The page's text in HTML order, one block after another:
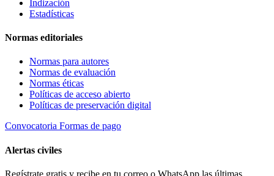
Indización
Estadísticas
Normas editoriales
Normas para autores
Normas de evaluación
Normas éticas
Políticas de acceso abierto
Políticas de preservación digital
Convocatoria Formas de pago
Alertas civiles
Regístrate gratis y recibe en tu correo o WhatsApp las últimas